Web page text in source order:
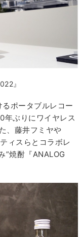
』
ポータブルレコー
年ぶりにワイヤレス
、藤井フミヤや
ィスらとコラボレ
”焼酎『ANALOG